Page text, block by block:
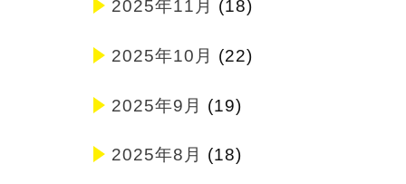
2025年11月 (18)
2025年10月 (22)
2025年9月 (19)
2025年8月 (18)